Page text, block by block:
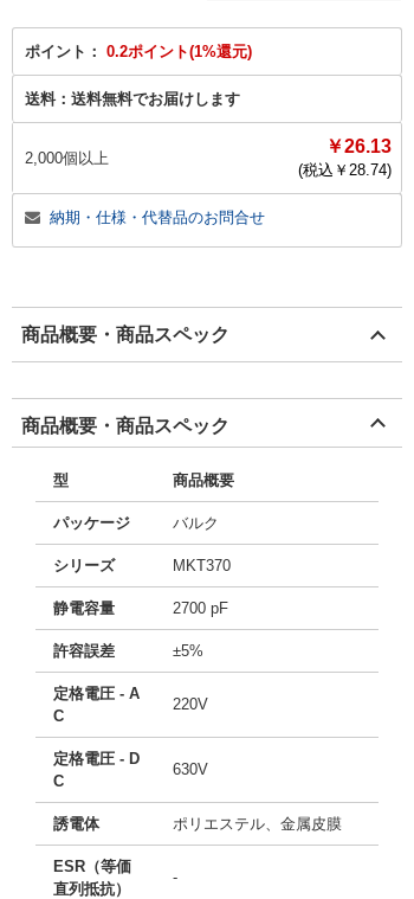
ポイント： 0.2ポイント(1%還元)
送料： 送料無料でお届けします
2,000個以上
￥26.13
(税込￥ 28.74)
納期・仕様・代替品のお問合せ
商品概要・商品スペック
商品概要・商品スペック
型 商品概要
パッケージ バルク
シリーズ MKT370
静電容量 2700 pF
許容誤差 ±5%
定格電圧 - A
C
220V
定格電圧 - D
C
630V
誘電体 ポリエステル、金属皮膜
ESR（等価
直列抵抗）
-